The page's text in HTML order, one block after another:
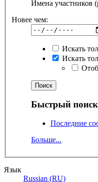
Имена участников
Новее чем:
Искать
Искать
Быстрый поиск
Последние
Больше...
Язык
Russian (RU)